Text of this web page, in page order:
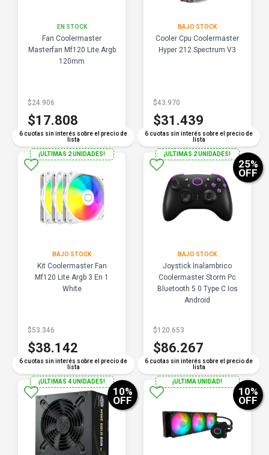
EN STOCK
Fan Coolermaster
Masterfan Mf120 Lite Argb
120mm
6 cuotas sin interés sobre el precio de
lista
$24.906
$17.808
BAJO STOCK
Cooler Cpu Coolermaster
Hyper 212 Spectrum V3
6 cuotas sin interés sobre el precio de
lista
$43.970
$31.439
¡ULTIMAS 2 UNIDADES!
BAJO STOCK
Kit Coolermaster Fan
Mf120 Lite Argb 3 En 1
White
6 cuotas sin interés sobre el precio de
lista
$53.346
$38.142
¡ULTIMAS 2 UNIDADES!
BAJO STOCK
Joystick Inalambrico
Coolermaster Storm Pc
Bluetooth 5.0 Type C Ios
Android
6 cuotas sin interés sobre el precio de
lista
25%
OFF
$120.653
$86.267
¡ULTIMAS 4 UNIDADES!
10%
OFF
¡ULTIMA UNIDAD!
10%
OFF